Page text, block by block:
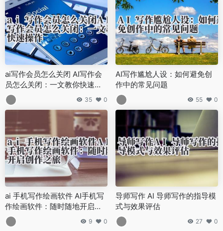
ai写作会员怎么关闭 AI写作会
员怎么关闭：一文教你快速操
作
35 0
AI写作尴尬人设：如何避免创
作中的常见问题
55 0
ai 手机写作绘画软件 AI手机写
作绘画软件：随时随地开启创
作之旅
9 0
导师写作 AI 导师写作的指导模
式与效果评估
27 0